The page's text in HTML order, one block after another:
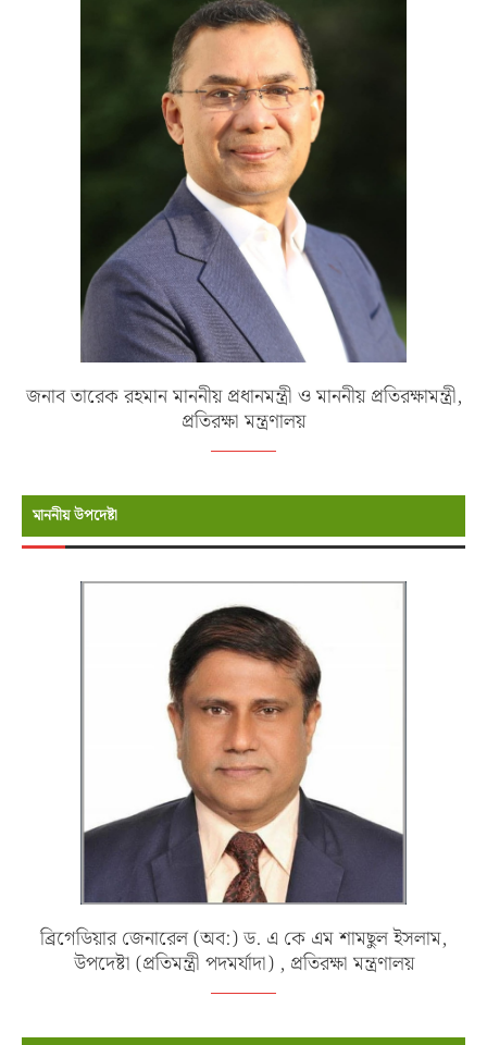
জনাব তারেক রহমান মাননীয় প্রধানমন্ত্রী ও মাননীয় প্রতিরক্ষামন্ত্রী,
প্রতিরক্ষা মন্ত্রণালয়
মাননীয় উপদেষ্টা
ব্রিগেডিয়ার জেনারেল (অব:) ড. এ কে এম শামছুল ইসলাম,
উপদেষ্টা (প্রতিমন্ত্রী পদমর্যাদা) , প্রতিরক্ষা মন্ত্রণালয়